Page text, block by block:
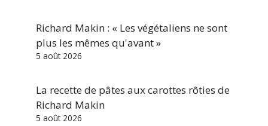
Richard Makin : « Les végétaliens ne sont
plus les mêmes qu'avant »
5 août 2026
La recette de pâtes aux carottes rôties de
Richard Makin
5 août 2026